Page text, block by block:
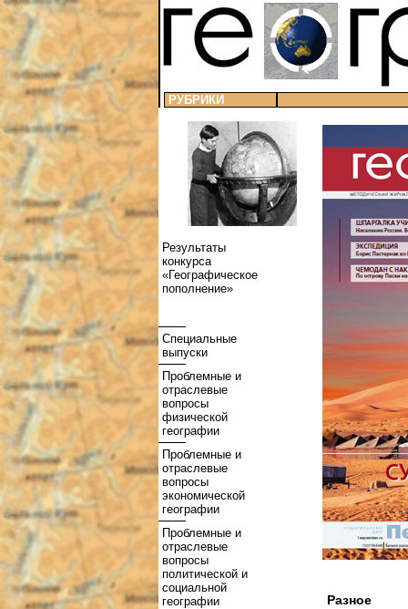
РУБРИКИ
Результаты
конкурса
«Географическое
пополнение»
Специальные
выпуски
Проблемные и
отраслевые
вопросы
физической
географии
Проблемные и
отраслевые
вопросы
экономической
географии
Проблемные и
отраслевые
вопросы
политической и
социальной
географии
Разное